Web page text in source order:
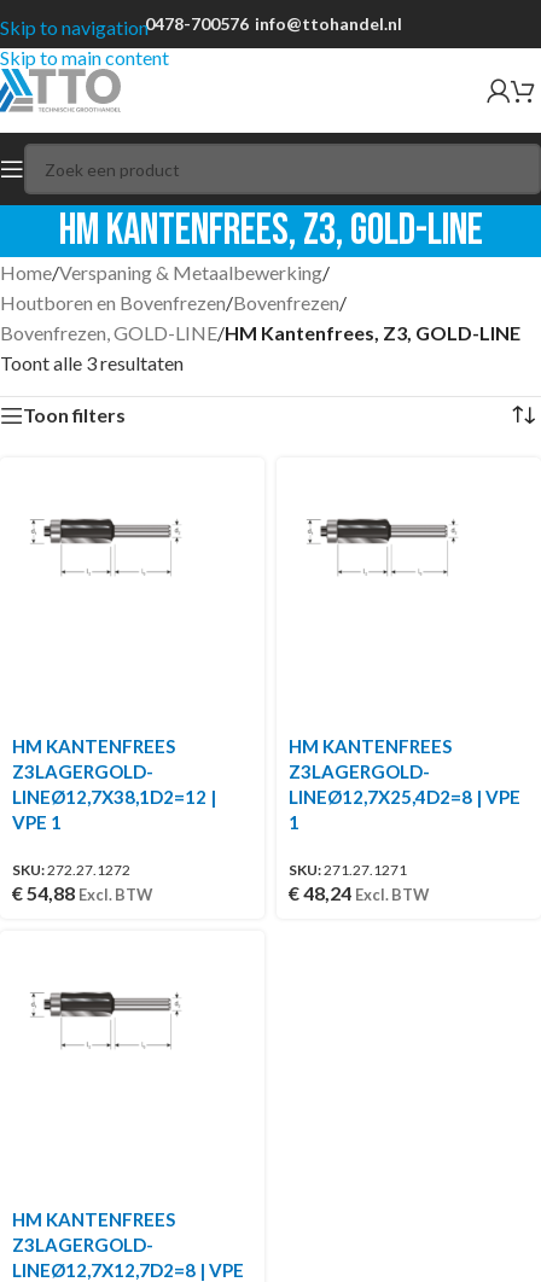
Skip to navigation
Skip to main content
0478-700576 info@ttohandel.nl
HM Kantenfrees, Z3, GOLD-LINE
Home/Verspaning & Metaalbewerking/
Houtboren en Bovenfrezen/Bovenfrezen/
Bovenfrezen, GOLD-LINE/HM Kantenfrees, Z3, GOLD-LINE
Toont alle 3 resultaten
Toon filters
HM KANTENFREES
Z3LAGERGOLD-
LINEØ12,7X38,1D2=12 |
VPE 1
SKU:272.27.1272
€54,88 Excl. BTW
HM KANTENFREES
Z3LAGERGOLD-
LINEØ12,7X25,4D2=8 | VPE
1
SKU:271.27.1271
€48,24 Excl. BTW
HM KANTENFREES
Z3LAGERGOLD-
LINEØ12,7X12,7D2=8 | VPE